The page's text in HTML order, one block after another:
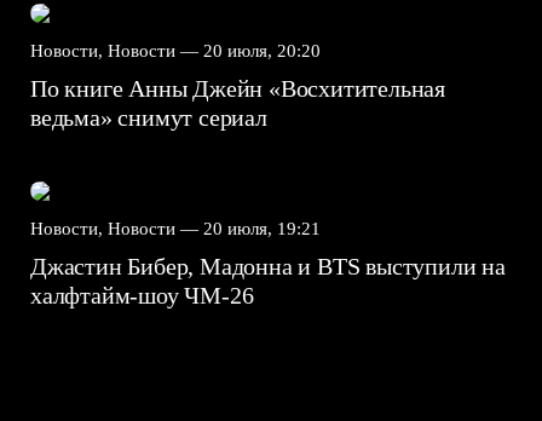
Новости, Новости — 20 июля, 20:20
По книге Анны Джейн «Восхитительная
ведьма» снимут сериал
Новости, Новости — 20 июля, 19:21
Джастин Бибер, Мадонна и BTS выступили на
халфтайм-шоу ЧМ-26